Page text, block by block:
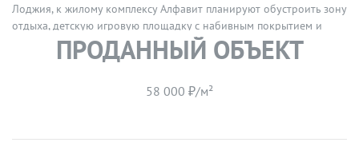
Лоджия, к жилому комплексу Алфавит планируют обустроить зону
отдыха, детскую игровую площадку с набивным покрытием и
спортивную площадку с травяным газоном. По соседству есть
детский сад, несколько магазинов, районная поликлиника, аптека,
ПРОДАННЫЙ ОБЪЕКТ
58 000 ₽/м²